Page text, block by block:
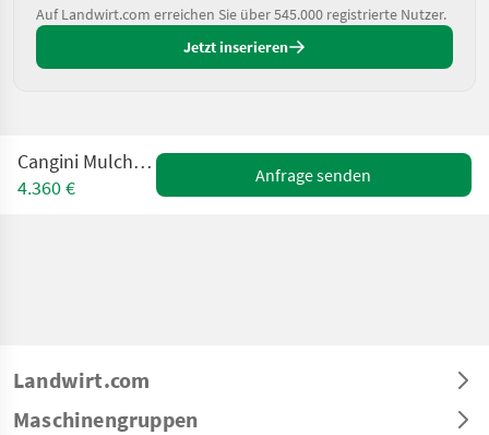
Auf Landwirt.com erreichen Sie über 545.000 registrierte Nutzer.
Jetzt inserieren
Cangini Mulcher TC1-100
4.360 €
Anfrage senden
Landwirt.com
Maschinengruppen